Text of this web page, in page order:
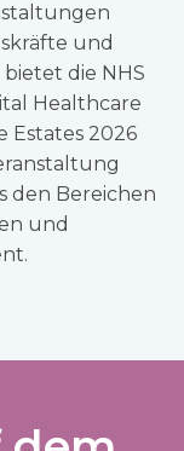
und
die NHS
Healthcare
Estates 2026
den Bereichen
und